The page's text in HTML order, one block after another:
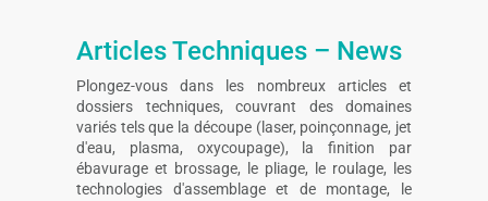
Articles Techniques – News
Plongez-vous dans les nombreux articles et
dossiers techniques, couvrant des domaines
variés tels que la découpe (laser, poinçonnage, jet
d'eau, plasma, oxycoupage), la finition par
ébavurage et brossage, le pliage, le roulage, les
technologies d'assemblage et de montage, le